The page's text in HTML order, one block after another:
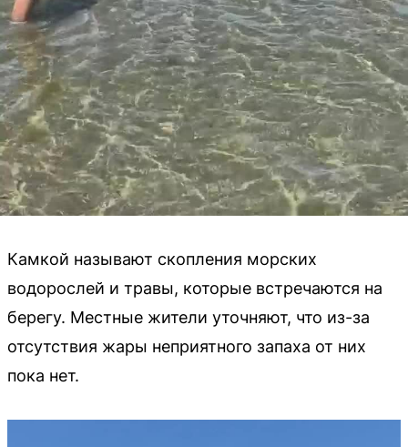
Камкой называют скопления морских
водорослей и травы, которые встречаются на
берегу. Местные жители уточняют, что из-за
отсутствия жары неприятного запаха от них
пока нет.